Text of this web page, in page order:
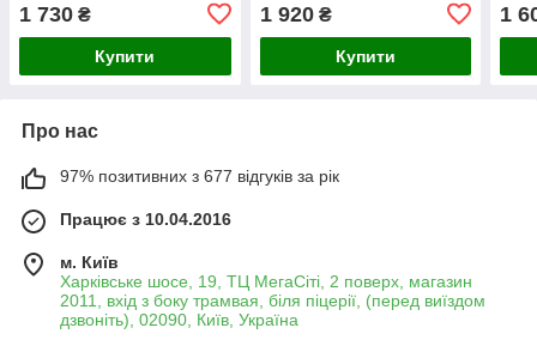
1 730 ₴
Купити
1 920₴
Купити
1
Про нас
97% позитивних з 677 відгуків за рік
Працює з 10.04.2016
м. Київ
Харківське шосе, 19, ТЦ МегаСіті, 2 поверх, магазин
2011, вхід з боку трамвая, біля піцерії, (перед виїздом
дзвоніть), 02090, Київ, Україна